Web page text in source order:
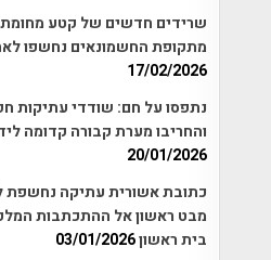
שרידים חדשים של קטע מחומת
מתקופת החשמונאים נחשפו
17/02/2026
נתפסו על חם: שודדי עתיקות
והחריבו מערת קבורה קדומה
20/01/2026
כתובת אשורית עתיקה נחשפת
מבט ראשון אל ההתכתבות
בית ראשון03/01/2026